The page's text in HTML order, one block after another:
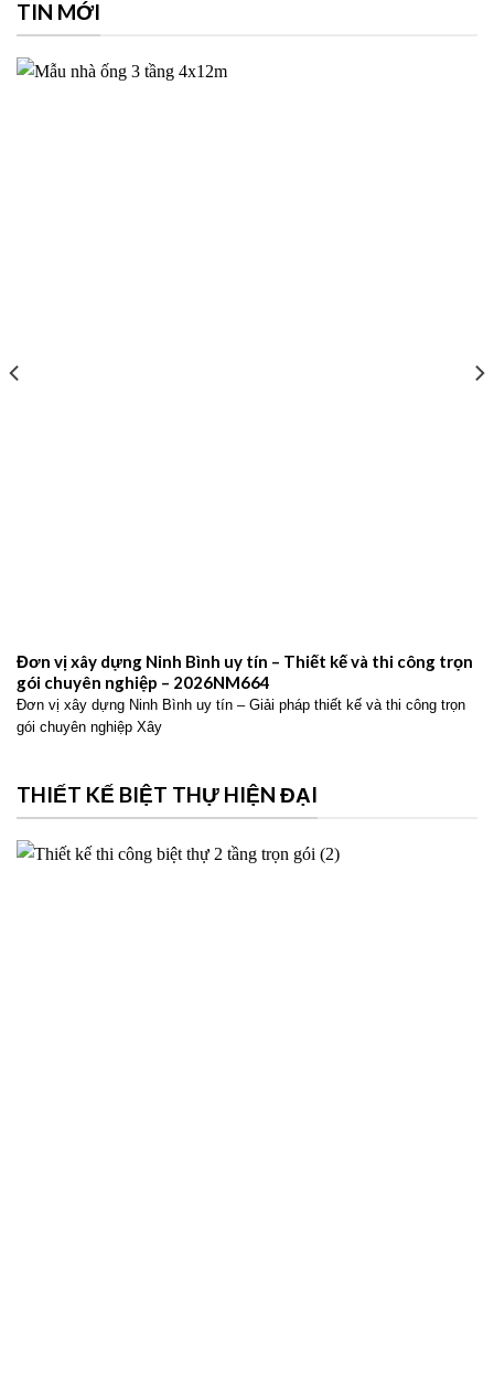
TIN MỚI
Đơn vị xây dựng Ninh Bình uy tín – Thiết kế và thi công trọn
gói chuyên nghiệp – 2026NM664
Đơn vị xây dựng Ninh Bình uy tín – Giải pháp thiết kế và thi công trọn
gói chuyên nghiệp Xây
THIẾT KẾ BIỆT THỰ HIỆN ĐẠI